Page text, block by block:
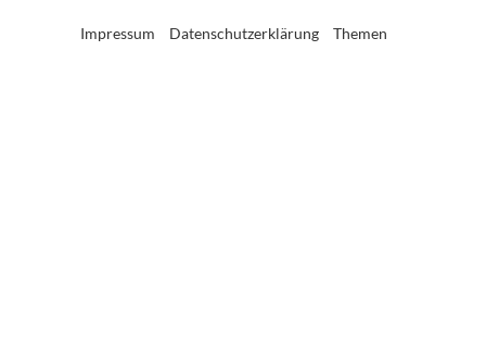
Impressum Datenschutzerklärung Themen